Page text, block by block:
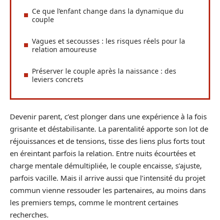
Ce que l’enfant change dans la dynamique du
couple
Vagues et secousses : les risques réels pour la
relation amoureuse
Préserver le couple après la naissance : des
leviers concrets
Devenir parent, c’est plonger dans une expérience à la fois
grisante et déstabilisante. La parentalité apporte son lot de
réjouissances et de tensions, tisse des liens plus forts tout
en éreintant parfois la relation. Entre nuits écourtées et
charge mentale démultipliée, le couple encaisse, s’ajuste,
parfois vacille. Mais il arrive aussi que l’intensité du projet
commun vienne ressouder les partenaires, au moins dans
les premiers temps, comme le montrent certaines
recherches.